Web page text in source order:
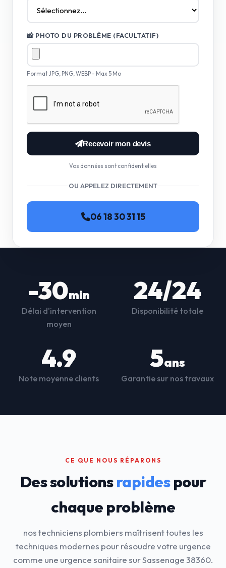
📸 PHOTO DU PROBLÈME (FACULTATIF)
Format JPG, PNG, WEBP - Max 5 Mo
Recevoir mon devis
Vos données sont confidentielles
OU APPELEZ DIRECTEMENT
06 18 30 31 15
-30min
Délai d'intervention
moyen
24/24
Disponibilité totale
4.9
Note moyenne clients
5ans
Garantie sur nos travaux
CE QUE NOUS RÉPARONS
Des solutionsrapidespour
chaque problème
nos techniciens plombiers maîtrisent toutes les
techniques modernes pour résoudre votre urgence
comme une urgence sanitaire sur Sassenage 38360.